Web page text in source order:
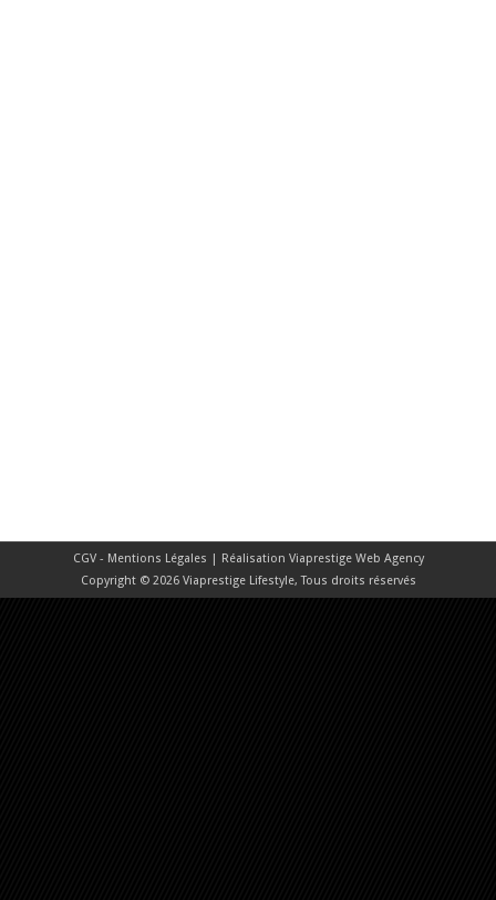
CGV - Mentions Légales | Réalisation Viaprestige Web Agency
Copyright © 2026 Viaprestige Lifestyle, Tous droits réservés